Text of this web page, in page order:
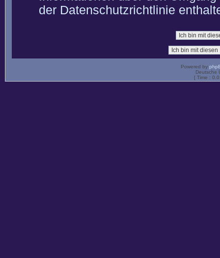
der Datenschutzrichtlinie
Powered by
Deutsche
[ Time :